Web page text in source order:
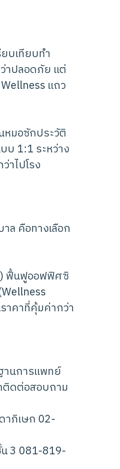
บเทียบทำ
าปลอดภัย แต่
แถว
หมอซักประวัติ
บ 1:1 ระหว่าง
ไปโรง
ล คือทางเลือก
ฟื้นฟูออฟฟิศซิ
าคาที่คุ้มค่ากว่า
านการแพทย์
ติดต่อสอบถาม
าภิเษก 02-
3 081-819-